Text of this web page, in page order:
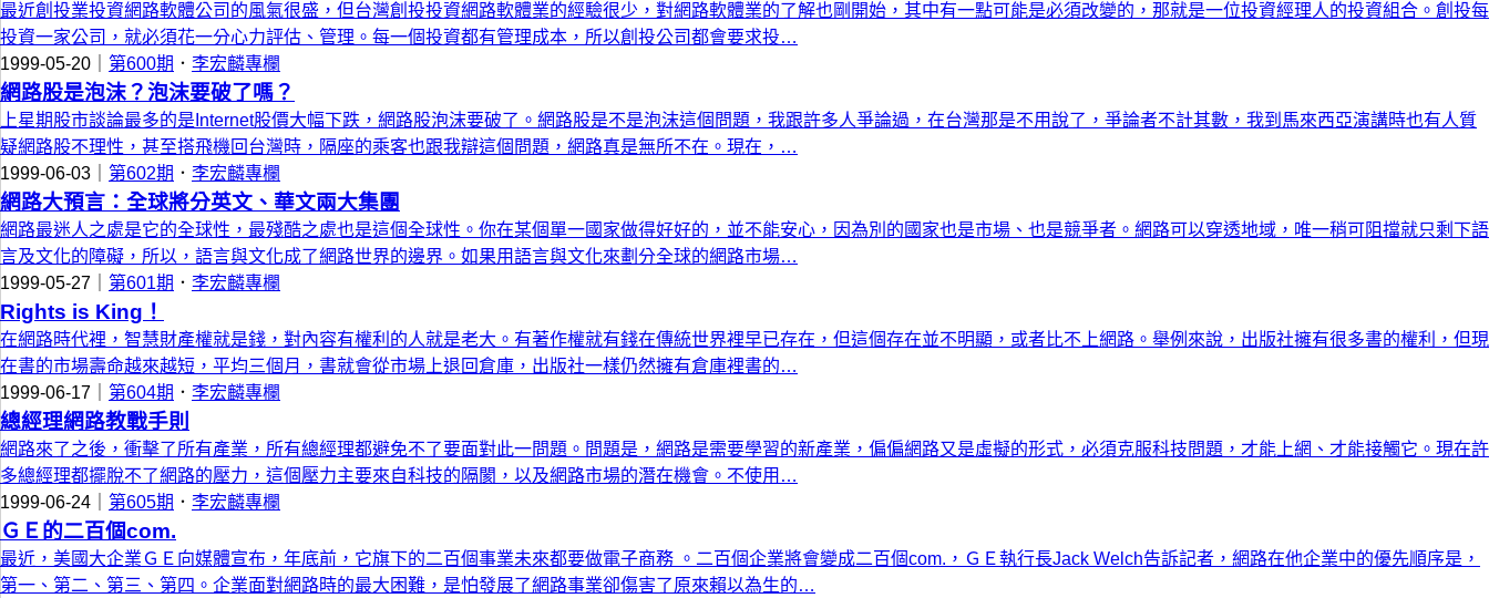
最近創投業投資網路軟體公司的風氣很盛，但台灣創投投資網路軟體業的經驗很少，對網路軟體業的了解也剛開始，其中有一點可能是必須改變的，那就是一位投資經理人的投資組合。創投每
投資一家公司，就必須花一分心力評估、管理。每一個投資都有管理成本，所以創投公司都會要求投…
1999-05-20｜ 第600期 ． 李宏麟專欄
網路股是泡沫？泡沫要破了嗎？
上星期股市談論最多的是Internet股價大幅下跌，網路股泡沫要破了。網路股是不是泡沫這個問題，我跟許多人爭論過，在台灣那是不用說了，爭論者不計其數，我到馬來西亞演講時也有人質
疑網路股不理性，甚至搭飛機回台灣時，隔座的乘客也跟我辯這個問題，網路真是無所不在。現在，…
1999-06-03｜ 第602期 ． 李宏麟專欄
網路大預言：全球將分英文、華文兩大集團
網路最迷人之處是它的全球性，最殘酷之處也是這個全球性。你在某個單一國家做得好好的，並不能安心，因為別的國家也是市場、也是競爭者。網路可以穿透地域，唯一稍可阻擋就只剩下語
言及文化的障礙，所以，語言與文化成了網路世界的邊界。如果用語言與文化來劃分全球的網路市場…
1999-05-27｜ 第601期 ． 李宏麟專欄
Rights is King！
在網路時代裡，智慧財產權就是錢，對內容有權利的人就是老大。有著作權就有錢在傳統世界裡早已存在，但這個存在並不明顯，或者比不上網路。舉例來說，出版社擁有很多書的權利，但現
在書的市場壽命越來越短，平均三個月，書就會從市場上退回倉庫，出版社一樣仍然擁有倉庫裡書的…
1999-06-17｜ 第604期 ． 李宏麟專欄
總經理網路教戰手則
網路來了之後，衝擊了所有產業，所有總經理都避免不了要面對此一問題。問題是，網路是需要學習的新產業，偏偏網路又是虛擬的形式，必須克服科技問題，才能上網、才能接觸它。現在許
多總經理都擺脫不了網路的壓力，這個壓力主要來自科技的隔閡，以及網路市場的潛在機會。不使用…
1999-06-24｜ 第605期 ． 李宏麟專欄
ＧＥ的二百個com.
最近，美國大企業ＧＥ向媒體宣布，年底前，它旗下的二百個事業未來都要做電子商務 。二百個企業將會變成二百個com.，ＧＥ執行長Jack Welch告訴記者，網路在他企業中的優先順序是，
第一、第二、第三、第四。企業面對網路時的最大困難，是怕發展了網路事業卻傷害了原來賴以為生的…